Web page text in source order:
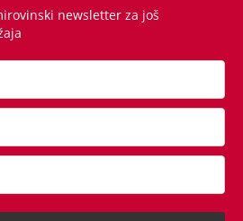
newsletter za još